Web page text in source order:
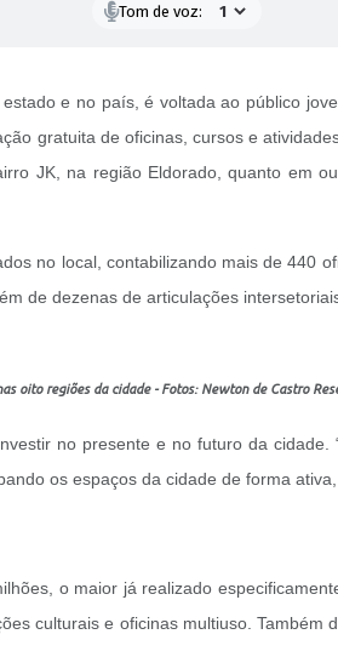
Tom de voz:
e no país, é voltada ao público
gratuita de oficinas, cursos e
JK, na região Eldorado, quanto em
no local, contabilizando mais de 440
de dezenas de articulações
regiões da cidade - Fotos: Newton de Castro
no presente e no futuro da cidade.
os espaços da cidade de forma
o maior já realizado
culturais e oficinas multiuso. Também